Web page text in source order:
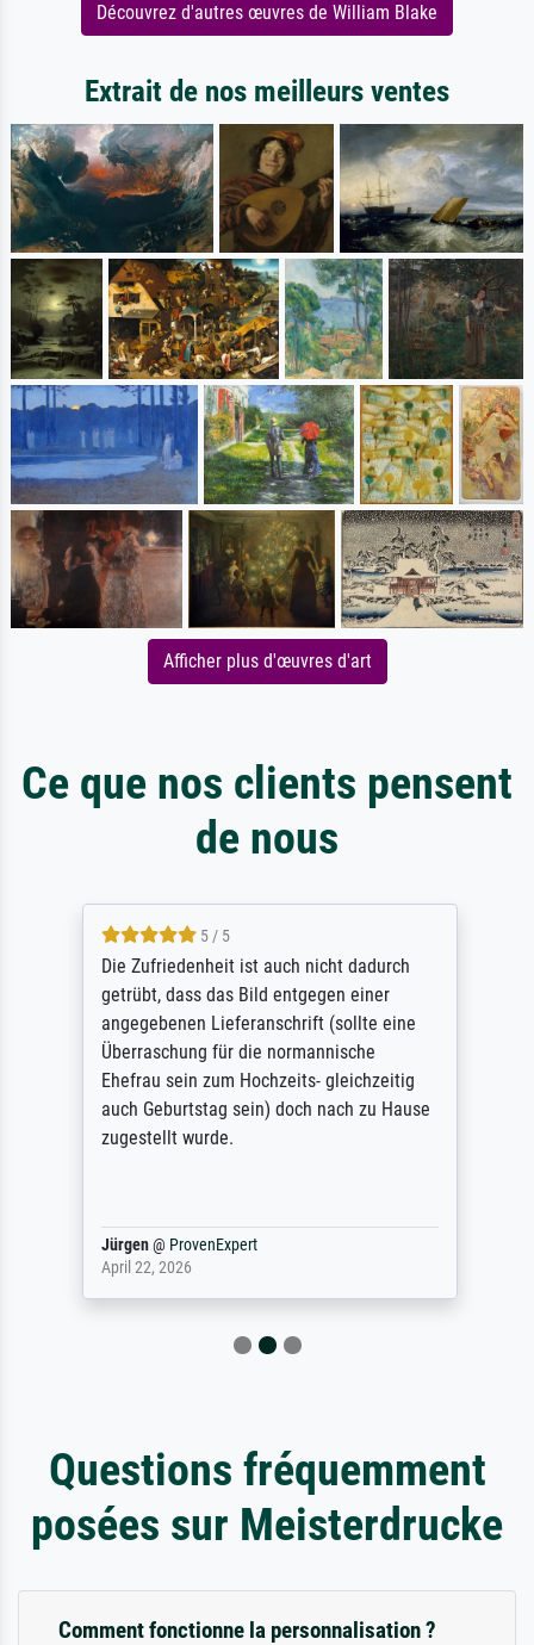
Découvrez d'autres œuvres de William Blake
Extrait de nos meilleurs ventes
Afficher plus d'œuvres d'art
Ce que nos clients pensent
de nous
5 / 5
Die Zufriedenheit ist auch nicht dadurch
getrübt, dass das Bild entgegen einer
angegebenen Lieferanschrift (sollte eine
Überraschung für die normannische
Ehefrau sein zum Hochzeits- gleichzeitig
auch Geburtstag sein) doch nach zu Hause
zugestellt wurde.
Jürgen@ ProvenExpert
April 22, 2026
Questions fréquemment
posées sur Meisterdrucke
Comment fonctionne la personnalisation ?